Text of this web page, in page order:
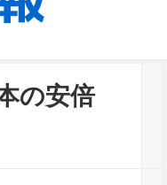
の安倍